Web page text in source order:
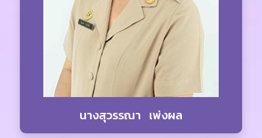
นางสุวรรณา เพ่งผล